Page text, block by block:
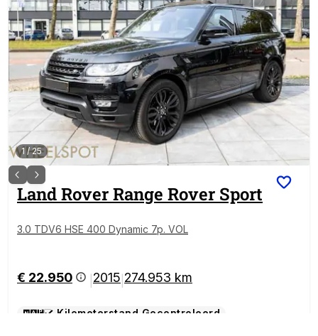
1 /25
Land RoverRange Rover Sport
3.0 TDV6 HSE 400 Dynamic 7p. VOL
€ 22.950 2015 274.953 km
Kilometerstand Gecontroleerd